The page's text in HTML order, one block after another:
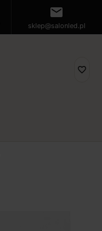
mail
sklep@salonled.pl
favorite_border